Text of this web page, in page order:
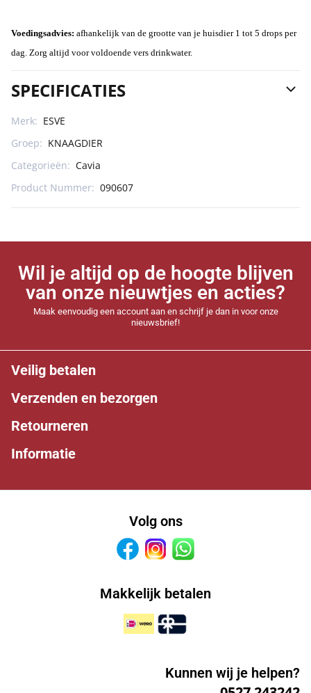
Voedingsadvies: afhankelijk van de grootte van je huisdier 1 tot 5 drops per
dag. Zorg altijd voor voldoende vers drinkwater.
SPECIFICATIES
Merk: ESVE
Groep: KNAAGDIER
Categorieën: Cavia
Product Nummer: 090607
Wil je altijd op de hoogte blijven
van onze nieuwtjes en acties?
Maak eenvoudig een account aan en schrijf je dan in voor onze
nieuwsbrief!
Veilig betalen
Verzenden en bezorgen
Retourneren
Informatie
Volg ons
FacebookInstagram
Makkelijk betalen
Kunnen wij je helpen?